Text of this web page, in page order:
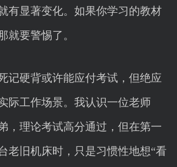
有显著变化。如果你学习的教材
就要警惕了。
记硬背或许能应付考试，但绝应
际工作场景。我认识一位老师
，理论考试高分通过，但在第一
老旧机床时，只是习惯性地想“看